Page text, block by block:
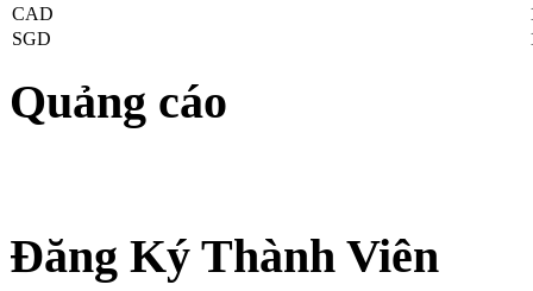
CAD
SGD
Quảng cáo
Đăng Ký Thành Viên